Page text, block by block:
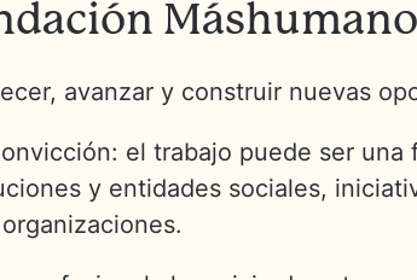
Máshumano
avanzar y construir nuevas
el trabajo puede ser
y entidades sociales,